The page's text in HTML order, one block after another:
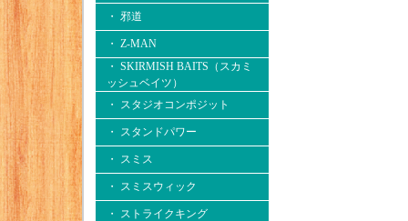
・ 邪道
・ Z-MAN
・ SKIRMISH BAITS（スカミ
ッシュベイツ）
・ スタジオコンポジット
・ スタンドパワー
・ スミス
・ スミスウィック
・ ストライクキング